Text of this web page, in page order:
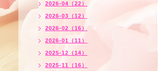
2026-04（22）
2026-03（12）
2026-02（16）
2026-01（11）
2025-12（14）
2025-11（16）